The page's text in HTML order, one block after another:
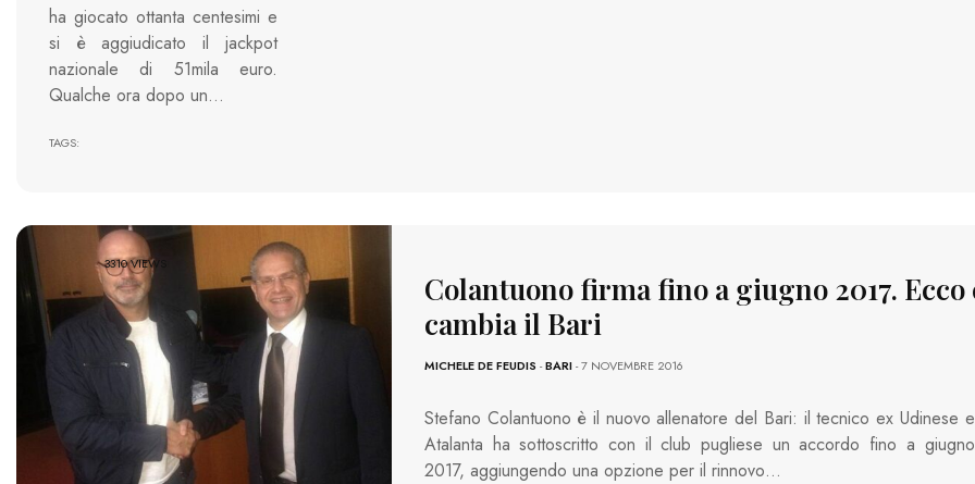
ha giocato ottanta centesimi e
si è aggiudicato il jackpot
nazionale di 51mila euro.
Qualche ora dopo un…
TAGS:
3310 VIEWS
Colantuono firma fino a giugno 2017. Ecco
cambia il Bari
MICHELE DE FEUDIS -BARI- 7 NOVEMBRE 2016
Stefano Colantuono è il nuovo allenatore del Bari: il tecnico ex Udinese e
Atalanta ha sottoscritto con il club pugliese un accordo fino a giugno
2017, aggiungendo una opzione per il rinnovo…